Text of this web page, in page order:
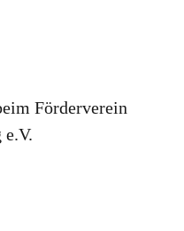
Förderverein